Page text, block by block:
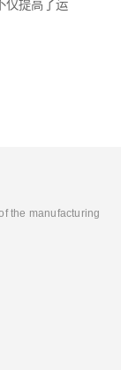
仅提高了运
the manufacturing